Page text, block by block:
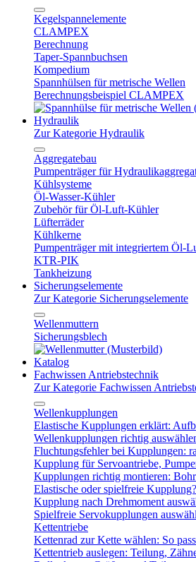
Kegelspannelemente
CLAMPEX
Berechnung
Taper-Spannbuchsen
Kompedium
Spannhülsen für metrische Wellen
Berechnungsbeispiel CLAMPEX
Hydraulik
Zur Kategorie Hydraulik
Aggregatebau
Pumpenträger für
Kühlsysteme
Öl-Wasser-Kühler
Zubehör für Öl-Luft-Kühler
Lüfterräder
Kühlkerne
Pumpenträger mit integriertem Öl-
KTR-PIK
Tankheizung
Sicherungselemente
Zur Kategorie Sicherungselemente
Wellenmuttern
Sicherungsblech
Katalog
Fachwissen Antriebstechnik
Zur Kategorie Fachwissen
Wellenkupplungen
Elastische Kupplungen erklärt:
Wellenkupplungen richtig
Fluchtungsfehler bei Kupplungen:
Kupplung für Servoantriebe,
Kupplungen richtig montieren:
Elastische oder spielfreie
Kupplung nach Drehmoment
Spielfreie Servokupplungen
Kettentriebe
Kettenrad zur Kette wählen: So
Kettentrieb auslegen: Teilung,